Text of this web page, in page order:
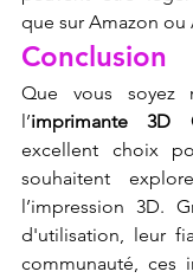
que sur Amazon ou
Conclusion
Que vous soyez
l’imprimante 3D
excellent choix
souhaitent
l’impression 3D.
d'utilisation, leur
communauté, ces